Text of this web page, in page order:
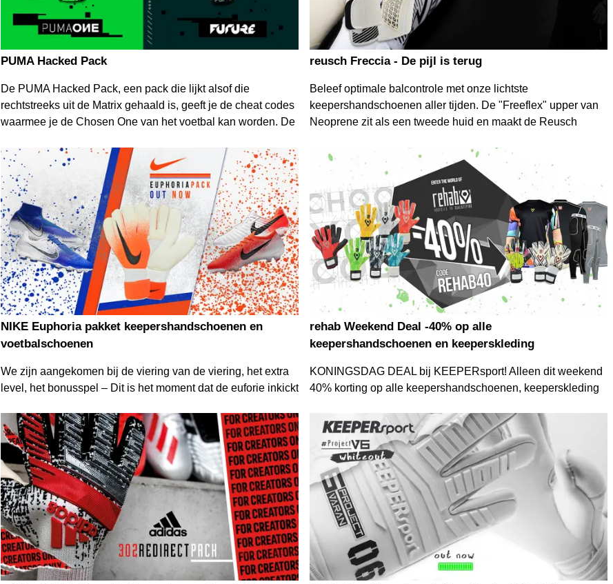
PUMA Hacked Pack
De PUMA Hacked Pack, een pack die lijkt alsof die
rechtstreeks uit de Matrix gehaald is, geeft je de cheat codes
waarmee je de Chosen One van het voetbal kan worden. De
keepershandschoenen zijn per direct bij KEEPERsport op
voorraad.
reusch Freccia - De pijl is terug
Beleef optimale balcontrole met onze lichtste
keepershandschoenen aller tijden. De "Freeflex" upper van
Neoprene zit als een tweede huid en maakt de Reusch
draagcomfort.
NIKE Euphoria pakket keepershandschoenen en
voetbalschoenen
We zijn aangekomen bij de viering van de viering, het extra
level, het bonusspel – Dit is het moment dat de euforie inkickt
gecreëerd. Nike presenteert de Euphoria Mode, het laatste
hoofdstuk van de Game Killer.
rehab Weekend Deal -40% op alle
keepershandschoenen en keeperskleding
KONINGSDAG DEAL bij KEEPERsport! Alleen dit weekend
40% korting op alle keepershandschoenen, keeperskleding
"REHAB40" en profiteer!